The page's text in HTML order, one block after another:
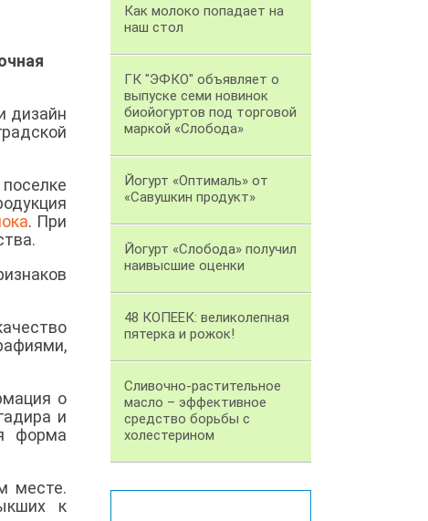
дизайн
. При
о
и
форма
месте.
к
Как молоко попадает на
наш стол
ГК "ЭФКО" объявляет о
выпуске семи новинок
биойогуртов под торговой
маркой «Слобода»
Йогурт «Оптималь» от
«Савушкин продукт»
Йогурт «Слобода» получил
наивысшие оценки
48 КОПЕЕК: великолепная
пятерка и рожок!
Сливочно-растительное
масло – эффективное
средство борьбы с
холестерином